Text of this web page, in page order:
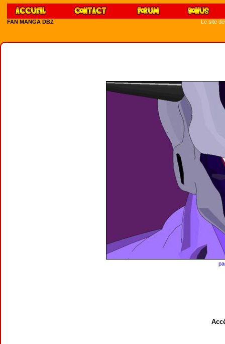
FAN MANGA DBZ Le site